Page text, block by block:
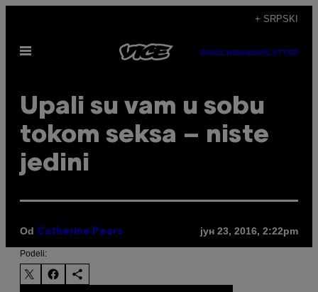
садржај
+ SRPSKI
Otvori
SUBSCRIBENEWSLETTER
Upali su vam u sobu
tokom seksa – niste
jedini
Od Catherine Pears јун 23, 2016, 2:22pm
Podeli: